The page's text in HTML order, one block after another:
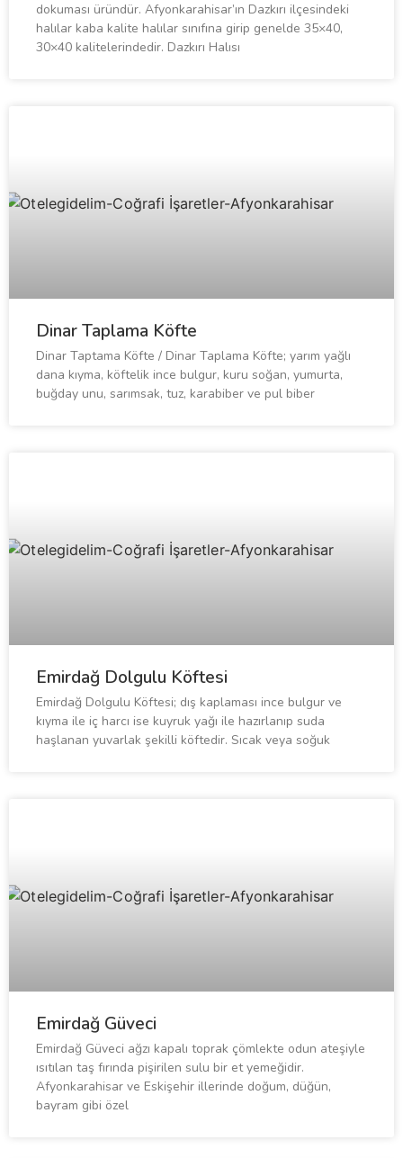
dokuması üründür. Afyonkarahisar’ın Dazkırı ilçesindeki
halılar kaba kalite halılar sınıfına girip genelde 35×40,
30×40 kalitelerindedir. Dazkırı Halısı
Dinar Taplama Köfte
Dinar Taptama Köfte / Dinar Taplama Köfte; yarım yağlı
dana kıyma, köftelik ince bulgur, kuru soğan, yumurta,
buğday unu, sarımsak, tuz, karabiber ve pul biber
Emirdağ Dolgulu Köftesi
Emirdağ Dolgulu Köftesi; dış kaplaması ince bulgur ve
kıyma ile iç harcı ise kuyruk yağı ile hazırlanıp suda
haşlanan yuvarlak şekilli köftedir. Sıcak veya soğuk
Emirdağ Güveci
Emirdağ Güveci ağzı kapalı toprak çömlekte odun ateşiyle
ısıtılan taş fırında pişirilen sulu bir et yemeğidir.
Afyonkarahisar ve Eskişehir illerinde doğum, düğün,
bayram gibi özel